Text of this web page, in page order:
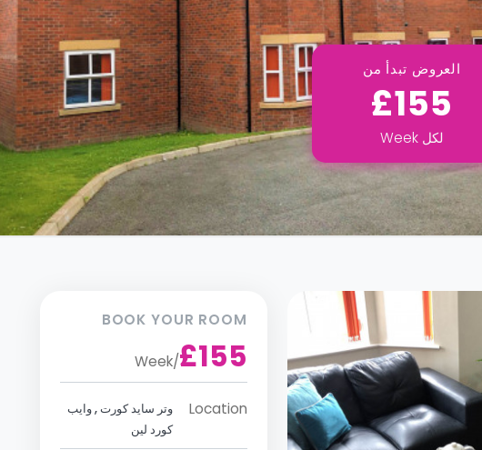
العروض تبدأ من
£155
لكل Week
BOOK YOUR ROOM
£155
/
Week
Location
وتر سايد كورت , وايب
كورد لين